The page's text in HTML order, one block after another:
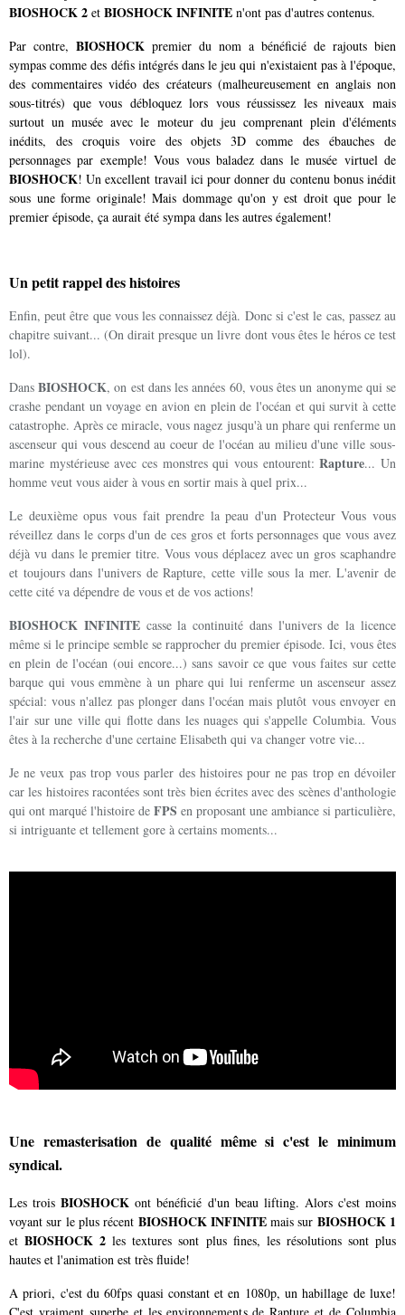
BIOSHOCK 2 et BIOSHOCK INFINITE n'ont pas d'autres contenus.
Par contre, BIOSHOCK premier du nom a bénéficié de rajouts bien
sympas comme des défis intégrés dans le jeu qui n'existaient pas à l'époque,
des commentaires vidéo des créateurs (malheureusement en anglais non
sous-titrés) que vous débloquez lors vous réussissez les niveaux mais
surtout un musée avec le moteur du jeu comprenant plein d'éléments
inédits, des croquis voire des objets 3D comme des ébauches de
personnages par exemple! Vous vous baladez dans le musée virtuel de
BIOSHOCK! Un excellent travail ici pour donner du contenu bonus inédit
sous une forme originale! Mais dommage qu'on y est droit que pour le
premier épisode, ça aurait été sympa dans les autres également!
Un petit rappel des histoires
Enfin, peut être que vous les connaissez déjà. Donc si c'est le cas, passez au
chapitre suivant... (On dirait presque un livre dont vous êtes le héros ce test
lol).
DansBIOSHOCK, on est dans les années 60, vous êtes un anonyme qui se
crashe pendant un voyage en avion en plein de l'océan et qui survit à cette
catastrophe. Après ce miracle, vous nagez jusqu'à un phare qui renferme un
ascenseur qui vous descend au coeur de l'océan au milieu d'une ville sous-
marine mystérieuse avec ces monstres qui vous entourent:Rapture... Un
homme veut vous aider à vous en sortir mais à quel prix...
Le deuxième opus vous fait prendre la peau d'un Protecteur Vous vous
réveillez dans le corps d'un de ces gros et forts personnages que vous avez
déjà vu dans le premier titre. Vous vous déplacez avec un gros scaphandre
et toujours dans l'univers de Rapture, cette ville sous la mer. L'avenir de
cette cité va dépendre de vous et de vos actions!
BIOSHOCK INFINITEcasse la continuité dans l'univers de la licence
même si le principe semble se rapprocher du premier épisode. Ici, vous êtes
en plein de l'océan (oui encore...) sans savoir ce que vous faites sur cette
barque qui vous emmène à un phare qui lui renferme un ascenseur assez
spécial: vous n'allez pas plonger dans l'océan mais plutôt vous envoyer en
l'air sur une ville qui flotte dans les nuages qui s'appelle Columbia. Vous
êtes à la recherche d'une certaine Elisabeth qui va changer votre vie...
Je ne veux pas trop vous parler des histoires pour ne pas trop en dévoiler
car les histoires racontées sont très bien écrites avec des scènes d'anthologie
qui ont marqué l'histoire de FPS en proposant une ambiance si particulière,
si intriguante et tellement gore à certains moments...
Une remasterisation de qualité même si c'est le minimum
syndical.
Les troisBIOSHOCK ont bénéficié d'un beau lifting. Alors c'est moins
voyant sur le plus récent BIOSHOCK INFINITEmais sur BIOSHOCK 1
etBIOSHOCK 2 les textures sont plus fines, les résolutions sont plus
hautes et l'animation est très fluide!
A priori, c'est du 60fps quasi constant et en 1080p, un habillage de luxe!